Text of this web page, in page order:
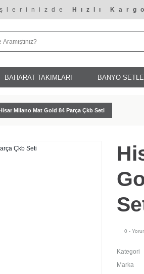
Hızlı
BAHARAT TAKIMLARI BANYO
Milano Mat Gold 84 Parça Çkb Seti
0 -
Kategori
Marka